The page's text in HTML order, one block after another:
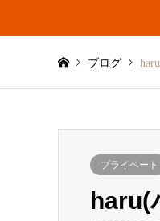
ブログ
プライベート
haru(